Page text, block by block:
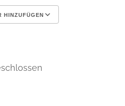
HINZUFÜGEN